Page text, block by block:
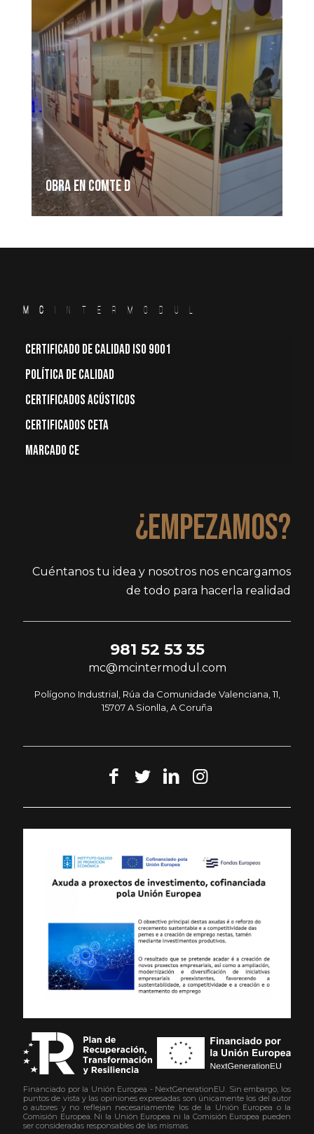
OBRA EN COMTE D
MC INTERMODUL
CERTIFICADO DE CALIDAD ISO 9001
POLÍTICA DE CALIDAD
CERTIFICADOS ACÚSTICOS
CERTIFICADOS CETA
MARCADO CE
¿Empezamos?
Cuéntanos tu idea y nosotros nos encargamos
de todo para hacerla realidad
981 52 53 35
mc@mcintermodul.com
Polígono Industrial, Rúa da Comunidade Valenciana, 11,
15707 A Sionlla, A Coruña
Financiado por la Unión Europea - NextGenerationEU. Sin embargo, los
puntos de vista y las opiniones expresadas son únicamente los del autor
o autores y no reflejan necesariamente los de la Unión Europea o la
Comisión Europea. Ni la Unión Europea ni la Comisión Europea pueden
ser consideradas responsables de las mismas.